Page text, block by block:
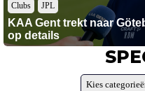
Clubs JPL
KAA Gent trekt naar
op details
Kies